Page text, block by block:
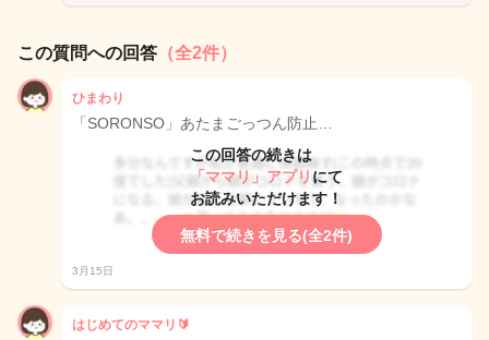
この質問への回答 （全2件）
ひまわり
「SORONSO」あたまごっつん防止…
この回答の続きは
「ママリ」アプリ にて
お読みいただけます！
無料で続きを見る(全2件)
3月15日
はじめてのママリ🔰